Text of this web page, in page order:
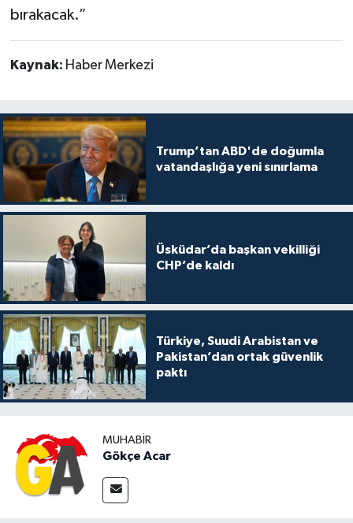
bırakacak.”
Kaynak: Haber Merkezi
Trump’tan ABD'de doğumla
vatandaşlığa yeni sınırlama
Üsküdar’da başkan vekilliği
CHP’de kaldı
Türkiye, Suudi Arabistan ve
Pakistan’dan ortak güvenlik
paktı
MUHABIR
Gökçe Acar